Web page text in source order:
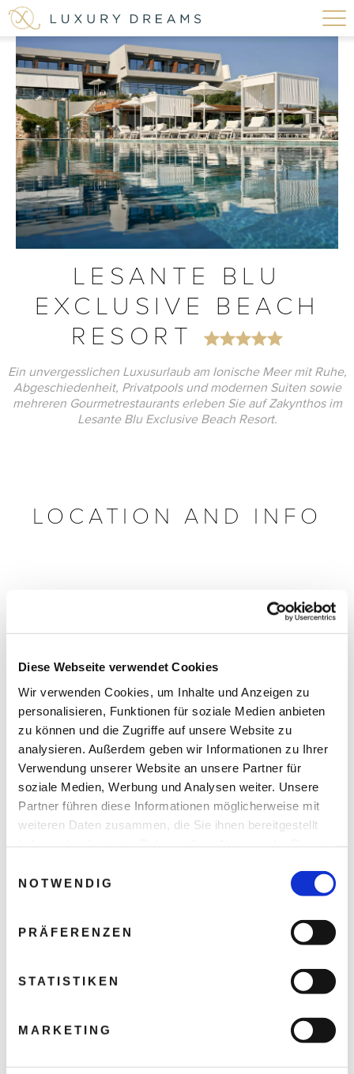
Diese Webseite verwendet Cookies
Wir verwenden Cookies, um Inhalte und Anzeigen zu
personalisieren, Funktionen für soziale Medien anbieten
zu können und die Zugriffe auf unsere Website zu
analysieren. Außerdem geben wir Informationen zu Ihrer
Verwendung unserer Website an unsere Partner für
soziale Medien, Werbung und Analysen weiter. Unsere
Partner führen diese Informationen möglicherweise mit
weiteren Daten zusammen, die Sie ihnen bereitgestellt
NOTWENDIG
PRÄFERENZEN
STATISTIKEN
MARKETING
LESANTE BLU
EXCLUSIVE BEACH
RESORT
Ein unvergesslichen Luxusurlaub am Ionische Meer mit Ruhe,
Abgeschiedenheit, Privatpools und modernen Suiten sowie
mehreren Gourmetrestaurants erleben Sie auf Zakynthos im
Lesante Blu Exclusive Beach Resort.
LOCATION AND INFO